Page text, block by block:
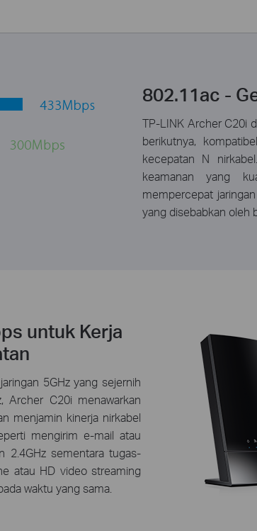
802.11ac -
TP-LINK Archer C20i
berikutnya,
kecepatan N
keamanan yang
mempercepat
yang disebabkan oleh
untuk Kerja
5GHz yang sejernih
Archer C20i menawarkan
menjamin kinerja nirkabel
mengirim e-mail atau
2.4GHz sementara tugas-
atau HD video streaming
waktu yang sama.